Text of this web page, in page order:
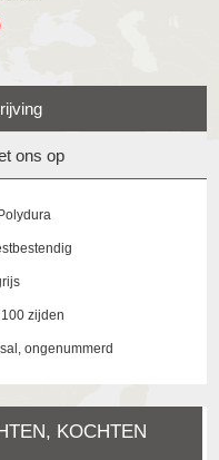
ons op
zijden
ongenummerd
KOCHTEN